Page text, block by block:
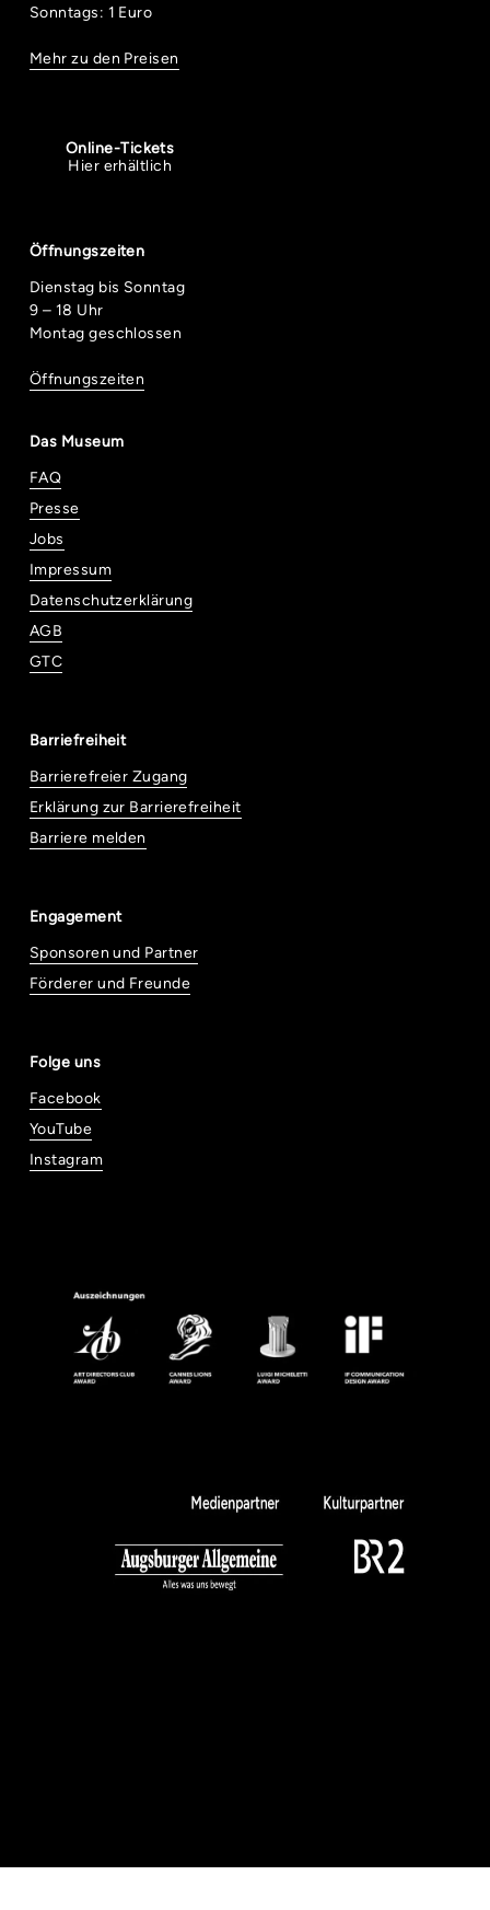
Sonntags: 1 Euro
Mehr zu den Preisen
Online-Tickets
Hier erhältlich
Öffnungszeiten
Dienstag bis Sonntag
9 – 18 Uhr
Montag geschlossen
Öffnungszeiten
Das Museum
FAQ
Presse
Jobs
Impressum
Datenschutzerklärung
AGB
GTC
Barriefreiheit
Barrierefreier Zugang
Erklärung zur Barrierefreiheit
Barriere melden
Engagement
Sponsoren und Partner
Förderer und Freunde
Folge uns
Facebook
YouTube
Instagram